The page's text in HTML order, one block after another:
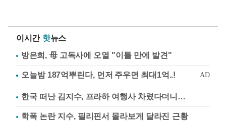
이시간 핫뉴스
방은희, 母 고독사에 오열 "이틀 만에 발견"
한국 떠난 김지수, 프라하 여행사 차렸다더니…
학폭 논란 지수, 필리핀서 몰라보게 달라진 근황